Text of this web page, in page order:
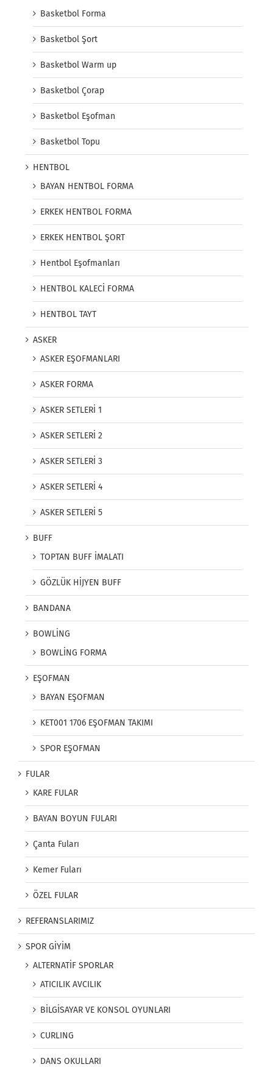
Basketbol Forma
Basketbol Şort
Basketbol Warm up
Basketbol Çorap
Basketbol Eşofman
Basketbol Topu
HENTBOL
BAYAN HENTBOL FORMA
ERKEK HENTBOL FORMA
ERKEK HENTBOL ŞORT
Hentbol Eşofmanları
HENTBOL KALECİ FORMA
HENTBOL TAYT
ASKER
ASKER EŞOFMANLARI
ASKER FORMA
ASKER SETLERİ 1
ASKER SETLERİ 2
ASKER SETLERİ 3
ASKER SETLERİ 4
ASKER SETLERİ 5
BUFF
TOPTAN BUFF İMALATI
GÖZLÜK HİJYEN BUFF
BANDANA
BOWLİNG
BOWLİNG FORMA
EŞOFMAN
BAYAN EŞOFMAN
KET001 1706 EŞOFMAN TAKIMI
SPOR EŞOFMAN
FULAR
KARE FULAR
BAYAN BOYUN FULARI
Çanta Fuları
Kemer Fuları
ÖZEL FULAR
REFERANSLARIMIZ
SPOR GİYİM
ALTERNATİF SPORLAR
ATICILIK AVCILIK
BİLGİSAYAR VE KONSOL OYUNLARI
CURLING
DANS OKULLARI